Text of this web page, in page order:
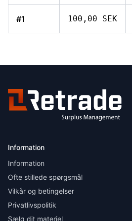
#1 100,00 SEK
Information
Information
Ofte stillede spørgsmål
Vilkår og betingelser
Privatlivspolitik
Sælg dit materiel